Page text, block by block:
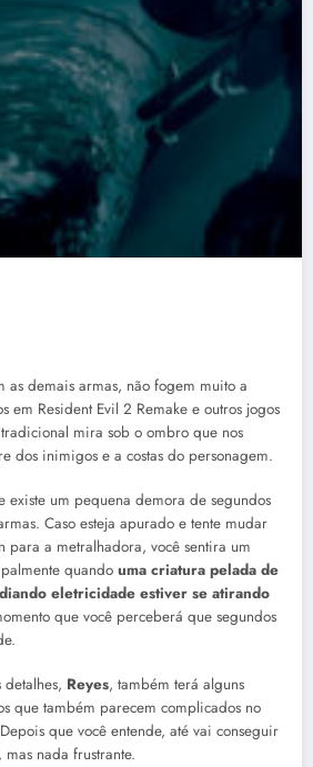
as demais armas, não fogem muito a
em Resident Evil 2 Remake e outros jogos
mira sob o ombro que nos
dos inimigos e a costas do personagem.
um pequena demora de segundos
Caso esteja apurado e tente mudar
para a metralhadora, você sentira um
quando uma criatura pelada de
eletricidade estiver se atirando
que você perceberá que segundos
detalhes, Reyes, também terá alguns
que também parecem complicados no
que você entende, até vai conseguir
nada frustrante.